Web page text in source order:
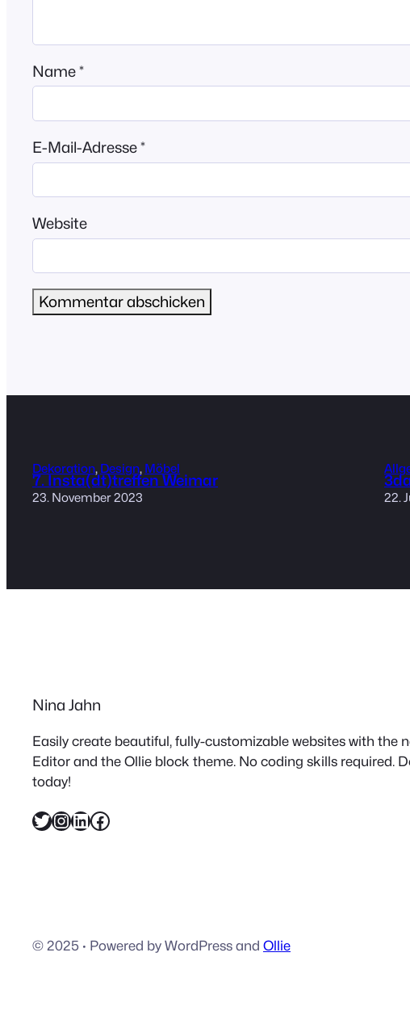
Name*
E-Mail-Adresse*
Website
Dekoration, Design, Möbel
7. Insta(dt)treffen Weimar
23. November 2023 22.
Nina Jahn
Easily create beautiful, fully-customizable websites with the
Editor and the Ollie block theme. No coding skills required.
today!
Twitter InstagramLinkedIn Facebook
© 2025 · Powered by WordPress and Ollie